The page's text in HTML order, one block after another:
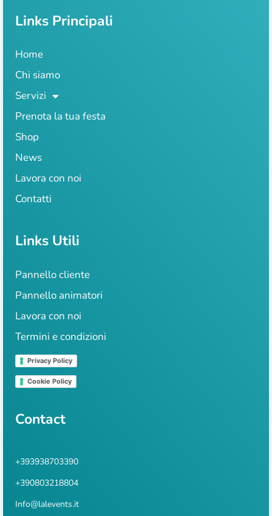
Links Principali
Home
Chi siamo
Servizi
Prenota la tua festa
Shop
News
Lavora con noi
Contatti
Links Utili
Pannello cliente
Pannello animatori
Lavora con noi
Termini e condizioni
Privacy Policy
Cookie Policy
Contact
+393938703390
+390803218804
Info@lalevents.it